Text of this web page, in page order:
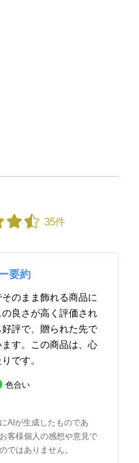
35件
要約
のまま飾れる商品に
良さが高く評価され
評で、贈られた先で
す。この商品は、心
です。
色合い
AIが生成したものであ
客様個人の感想や意見で
ではありません。